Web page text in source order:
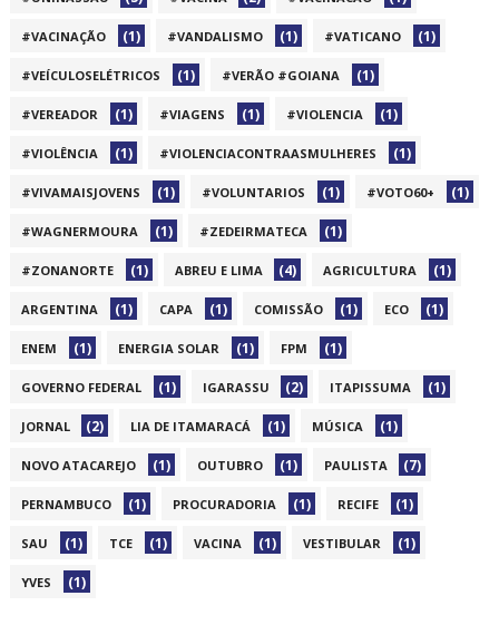
#VACINAÇÃO (1) #VANDALISMO (1) #VATICANO (1)
#VEÍCULOSELÉTRICOS (1) #VERÃO #GOIANA (1)
#VEREADOR (1) #VIAGENS (1) #VIOLENCIA (1)
#VIOLÊNCIA (1) #VIOLENCIACONTRAASMULHERES (1)
#VIVAMAISJOVENS (1) #VOLUNTARIOS (1) #VOTO60+ (1)
#WAGNERMOURA (1) #ZEDEIRMATECA (1)
#ZONANORTE (1) ABREU E LIMA (4) AGRICULTURA (1)
ARGENTINA (1) CAPA (1) COMISSÃO (1) ECO (1)
ENEM (1) ENERGIA SOLAR (1) FPM (1)
GOVERNO FEDERAL (1) IGARASSU (2) ITAPISSUMA (1)
JORNAL (2) LIA DE ITAMARACÁ (1) MÚSICA (1)
NOVO ATACAREJO (1) OUTUBRO (1) PAULISTA (7)
PERNAMBUCO (1) PROCURADORIA (1) RECIFE (1)
SAU (1) TCE (1) VACINA (1) VESTIBULAR (1)
YVES (1)